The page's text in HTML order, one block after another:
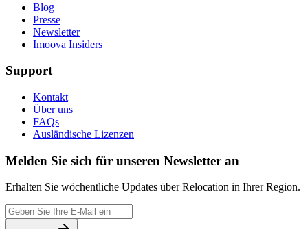
Blog
Presse
Newsletter
Imoova Insiders
Support
Kontakt
Über uns
FAQs
Ausländische Lizenzen
Melden Sie sich für unseren Newsletter an
Erhalten Sie wöchentliche Updates über Relocation in Ihrer Region.